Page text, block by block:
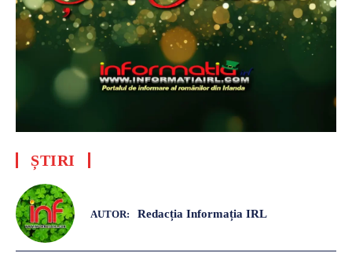
ȘTIRI
AUTOR: Redacția Informația IRL